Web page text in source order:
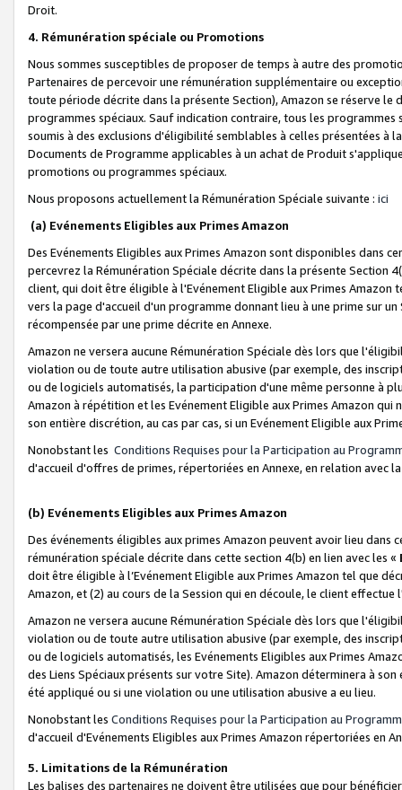
Droit.
4. Rémunération spéciale ou Promotions
Nous sommes susceptibles de proposer de temps à autre des
Partenaires de percevoir une rémunération supplémentaire ou
toute période décrite dans la présente Section), Amazon se réserve
programmes spéciaux. Sauf indication contraire, tous les
soumis à des exclusions d'éligibilité semblables à celles présentées à
Documents de Programme applicables à un achat de Produit
promotions ou programmes spéciaux.
Nous proposons actuellement la Rémunération Spéciale suivante : ici
(a) Evénements Eligibles aux Primes Amazon
Des Evénements Eligibles aux Primes Amazon sont disponibles dans
percevrez la Rémunération Spéciale décrite dans la présente Section
client, qui doit être éligible à l'Evénement Eligible aux Primes Amazon
vers la page d'accueil d'un programme donnant lieu à une prime sur
récompensée par une prime décrite en Annexe.
Amazon ne versera aucune Rémunération Spéciale dès lors que
violation ou de toute autre utilisation abusive (par exemple, des
ou de logiciels automatisés, la participation d'une même personne à
Amazon à répétition et les Evénement Eligible aux Primes Amazon qui
son entière discrétion, au cas par cas, si un Evénement Eligible aux
Nonobstant les Conditions Requises pour la Participation au
d'accueil d'offres de primes, répertoriées en Annexe, en relation avec
(b) Evénements Eligibles aux Primes Amazon
Des événements éligibles aux primes Amazon peuvent avoir lieu dans
rémunération spéciale décrite dans cette section 4(b) en lien avec les «
doit être éligible à l’Evénement Eligible aux Primes Amazon tel que
Amazon, et (2) au cours de la Session qui en découle, le client
Amazon ne versera aucune Rémunération Spéciale dès lors que
violation ou de toute autre utilisation abusive (par exemple, des
ou de logiciels automatisés, les Evénements Eligibles aux Primes
des Liens Spéciaux présents sur votre Site). Amazon déterminera à
été appliqué ou si une violation ou une utilisation abusive a eu lieu.
Nonobstant les Conditions Requises pour la Participation au
d'accueil d'Evénements Eligibles aux Primes Amazon répertoriées en
5. Limitations de la Rémunération
Les balises des partenaires ne doivent être utilisées que pour